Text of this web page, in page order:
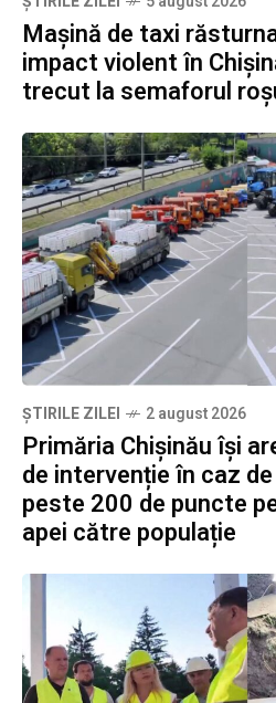
Mașină de taxi
impact violent în
trecut la semaforul
ȘTIRILE ZILEI 2 august 2026
Primăria Chișinău își
de intervenție în caz
peste 200 de puncte
apei către populație